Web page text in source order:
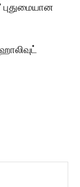
புதுமையான